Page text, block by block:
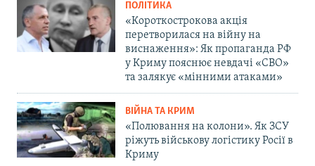
ПОЛІТИКА
«Короткострокова акція
перетворилася на війну на
виснаження»: Як пропаганда РФ
у Криму пояснює невдачі «СВО»
та залякує «мінними атаками»
ВІЙНА ТА КРИМ
«Полювання на колони». Як ЗСУ
ріжуть військову логістику Росії в
Криму